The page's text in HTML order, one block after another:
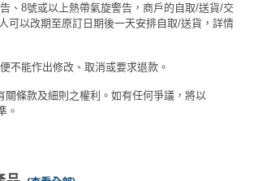
、8號或以上熱帶氣旋警告，商戶的自取/送貨/交
可以改期至原訂日期後一天安排自取/送貨，詳情
不能作出修改、取消或要求退款。
關條款及細則之權利。如有任何爭議，將以
。